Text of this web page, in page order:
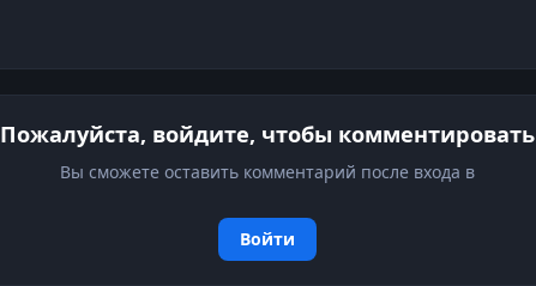
Пожалуйста, войдите, чтобы комментировать
Вы сможете оставить комментарий после входа в
Войти